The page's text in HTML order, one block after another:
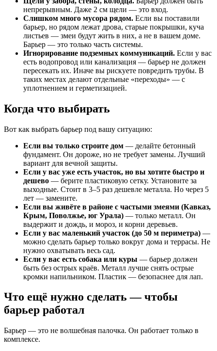
непрерывным. Даже 2 см щели — это вход.
Слишком много мусора рядом. Если вы поставили
барьер, но рядом лежат дрова, старые покрышки, куча
листьев — змеи будут жить в них, а не в вашем доме.
Барьер — это только часть системы.
Игнорирование подземных коммуникаций. Если у вас
есть водопровод или канализация — барьер не должен
пересекать их. Иначе вы рискуете повредить трубы. В
таких местах делают отдельные «переходы» — с
уплотнением и герметизацией.
Когда что выбирать
Вот как выбрать барьер под вашу ситуацию:
Если вы только строите дом — делайте бетонный
фундамент. Он дороже, но не требует замены. Лучший
вариант для вечной защиты.
Если у вас уже есть участок, но вы хотите быстро и
дешево — берите пластиковую сетку. Установите за
выходные. Стоит в 3–5 раз дешевле металла. Но через 5
лет — замените.
Если вы живёте в районе с частыми змеями (Кавказ,
Крым, Поволжье, юг Урала) — только металл. Он
выдержит и дождь, и мороз, и корни деревьев.
Если у вас маленький участок (до 50 м периметра) —
можно сделать барьер только вокруг дома и террасы. Не
нужно охватывать весь сад.
Если у вас есть собака или куры — барьер должен
быть без острых краёв. Металл лучше снять острые
кромки напильником. Пластик — безопаснее для лап.
Что ещё нужно сделать — чтобы
барьер работал
Барьер — это не волшебная палочка. Он работает только в
комплексе.